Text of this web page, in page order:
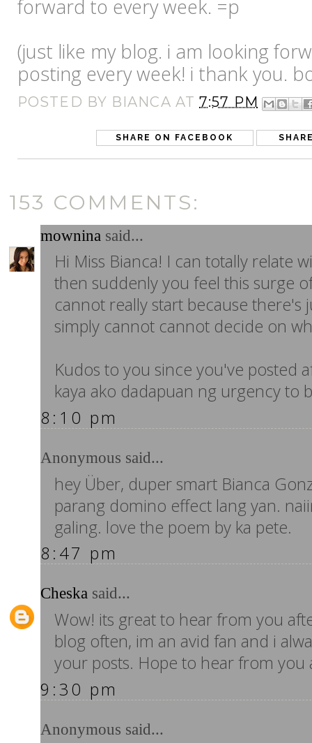
forward to every week. =p
(just like my blog. i am looking
posting every week! i thank you.
POSTED BY BIANCA AT7:57 PM
SHARE ON FACEBOOK
153 COMMENTS:
mownina said...
Hi Miss Bianca! I can totally relate
then suddenly you feel this surge
cannot really start because
simply cannot cannot decide on
Kudos to you since you've posted
kaya ako dadapuan ng urgency to
8:10 pm
Anonymous said...
hey Über, duper smart Bianca
parang domino effect lang yan.
galing. love the poem by ka pete.
8:47 pm
Cheska said...
Wow! its great to hear from you
blog often, im an avid fan and i
your posts. Hope to hear from you
9:30 pm
Anonymous said...